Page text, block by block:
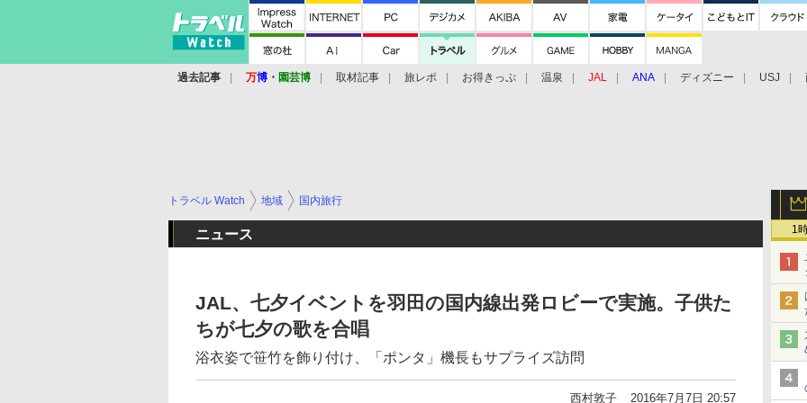
過去記事 万博 ・ 園芸博 取材記事 旅レポ お得きっぷ 温泉 JAL ANA ディズニー USJ
1
トラベル Watch 地域 国内旅行
ニュース
JAL、七夕イベントを羽田の国内線出発ロビーで実施。子供た
ちが七夕の歌を合唱
浴衣姿で笹竹を飾り付け、「ポンタ」機長もサプライズ訪問
西村敦子 2016年7月7日 20:57